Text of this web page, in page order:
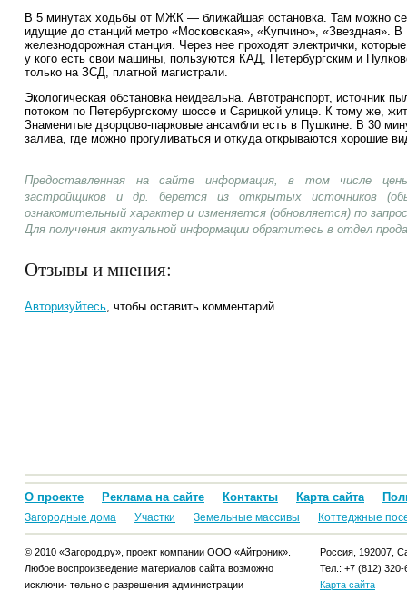
В 5 минутах ходьбы от МЖК — ближайшая остановка. Там можно
идущие до станций метро «Московская», «Купчино», «Звездная».
железнодорожная станция. Через нее проходят электрички,
у кого есть свои машины, пользуются КАД, Петербургским и
только на ЗСД, платной магистрали.
Экологическая обстановка неидеальна. Автотранспорт, источник
потоком по Петербургскому шоссе и Сарицкой улице. К тому же,
Знаменитые дворцово-парковые ансамбли есть в Пушкине. В 30
залива, где можно прогуливаться и откуда открываются хорошие
Предоставленная на сайте информация, в том числе
застройщиков и др. берется из открытых источников
ознакомительный характер и изменяется (обновляется) по
Для получения актуальной информации обратитесь в отдел
Отзывы и мнения:
Авторизуйтесь, чтобы оставить комментарий
О проекте Реклама на сайте Контакты Карта сайта
Загородные дома Участки Земельные массивы Коттеджные
© 2010 «Загород.ру», проект компании ООО «Айтроник».
Любое воспроизведение материалов сайта возможно
исключи- тельно с разрешения администрации
Россия, 192007,
Тел.: +7 (812) 320-
Карта сайта